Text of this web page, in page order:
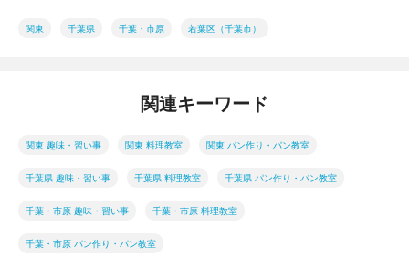
関東 千葉県 千葉・市原 若葉区（千葉市）
関連キーワード
関東 趣味・習い事 関東 料理教室 関東 パン作り・パン教室
千葉県 趣味・習い事 千葉県 料理教室 千葉県 パン作り・パン教室
千葉・市原 趣味・習い事 千葉・市原 料理教室
千葉・市原 パン作り・パン教室